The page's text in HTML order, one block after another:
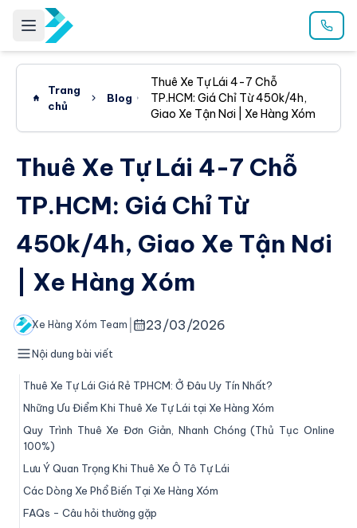
Trang
chủ
Blog
Thuê Xe Tự Lái 4-7 Chỗ
TP.HCM: Giá Chỉ Từ 450k/4h,
Giao Xe Tận Nơi | Xe Hàng Xóm
Thuê Xe Tự Lái 4-7 Chỗ
TP.HCM: Giá Chỉ Từ
450k/4h, Giao Xe Tận Nơi
| Xe Hàng Xóm
Xe Hàng Xóm Team 23/03/2026
Nội dung bài viết
Thuê Xe Tự Lái Giá Rẻ TPHCM: Ở Đâu Uy Tín Nhất?
Những Ưu Điểm Khi Thuê Xe Tự Lái tại Xe Hàng Xóm
Quy Trình Thuê Xe Đơn Giản, Nhanh Chóng (Thủ Tục Online
100%)
Lưu Ý Quan Trọng Khi Thuê Xe Ô Tô Tự Lái
Các Dòng Xe Phổ Biến Tại Xe Hàng Xóm
FAQs - Câu hỏi thường gặp